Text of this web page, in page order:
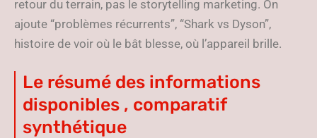
retour du terrain, pas le storytelling marketing. On
ajoute “problèmes récurrents”, “Shark vs Dyson”,
histoire de voir où le bât blesse, où l’appareil brille.
Le résumé des informations
disponibles , comparatif
synthétique